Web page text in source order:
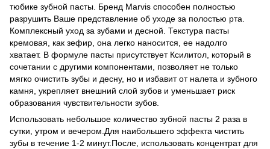
тюбике зубной пасты. Бренд Marvis способен полностью
разрушить Ваше представление об уходе за полостью рта.
Комплексный уход за зубами и десной. Текстура пасты
кремовая, как зефир, она легко наносится, ее надолго
хватает. В формуле пасты присутствует Ксилитол, который в
сочетании с другими компонентами, позволяет не только
мягко очистить зубы и десну, но и избавит от налета и зубного
камня, укрепляет внешний слой зубов и уменьшает риск
образования чувствительности зубов.
Использовать небольшое количество зубной пасты 2 раза в
сутки, утром и вечером.Для наибольшего эффекта чистить
зубы в течение 1-2 минут.После, использовать концентрат для